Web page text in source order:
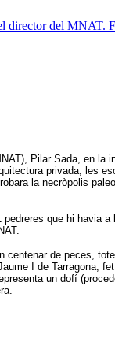
Pilar Sada, en la
privada, les
la necròpolis
que hi havia
de peces,
I de Tarragona,
un dofí